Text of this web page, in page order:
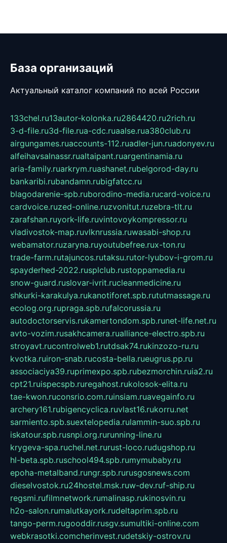
База организаций
Актуальный каталог компаний по всей России
133chel.ru13autor-kolonka.ru2864420.ru2rich.ru
3-d-file.ru3d-file.rua-cdc.ruaalse.rua380club.ru
airgungames.ruaccounts-112.ruadler-jun.ruadonyev.ru
alfeihavsalnassr.rualtaipant.ruargentinamia.ru
aria-family.ruarkrym.ruashanet.rubelgorod-day.ru
bankaribi.rubandamn.rubigfatcc.ru
blagodarenie-spb.ruborodino-media.rucard-voice.ru
cardvoice.ruzed-online.ruzvonitut.ruzebra-tlt.ru
zarafshan.ruyork-life.ruvintovoykompressor.ru
vladivostok-map.ruvlknrussia.ruwasabi-shop.ru
webamator.ruzaryna.ruyoutubefree.rux-ton.ru
trade-farm.rutajuncos.rutaksu.rutor-lyubov-i-grom.ru
spayderhed-2022.rusplclub.rustoppamedia.ru
snow-guard.ruslovar-ivrit.rucleanmedicine.ru
shkurki-karakulya.rukanotiforet.spb.rututmassage.ru
ecolog.org.rupraga.spb.rufalcorussia.ru
autodoctorservis.rukamertondom.spb.runet-life.net.ru
avto-vozim.rusakhcamera.rualliance-electro.spb.ru
stroyavt.rucontrolweb1.rutdsak74.rukinzozo-ru.ru
kvotka.ruiron-snab.rucosta-bella.rueugrus.pp.ru
associaciya39.ruprimexpo.spb.rubezmorchin.ruia2.ru
cpt21.ruispecspb.ruregahost.rukolosok-elita.ru
tae-kwon.ruconsrio.com.ruinsiam.ruavegainfo.ru
archery161.rubigencyclica.ruvlast16.rukorru.net
sarmiento.spb.suextelopedia.rulammin-suo.spb.ru
iskatour.spb.rusnpi.org.rurunning-line.ru
krygeva-spa.ruchel.net.rurust-loco.rudugshop.ru
hl-beta.spb.ruschool494.spb.rumymubaby.ru
epoha-metalband.rungr.spb.rurusgosnews.com
dieselvostok.ru24hostel.msk.ruw-dev.ruf-ship.ru
regsmi.rufilmnetwork.rumalinasp.rukinosvin.ru
h2o-salon.rumalutkayork.rudeltaprim.spb.ru
tango-perm.rugooddir.rusgv.sumultiki-online.com
webkrasotki.comcherinvest.rudetskiy-ostrov.ru